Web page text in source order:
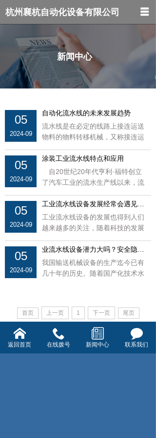
杭州襄杭自动化设备有限公司
关于我们
产品中心
联系我们
新闻中心
05
2024-09
自动化流水线的未来发展趋势
流水线是在必定的线路上接连运送
物料的物料转移机械，又称接连运
垂直运送，
05
2024-09
涂装工业流水线特点和应用
自20世纪20年代亨利·福特创立
了汽车工业的流水生产线以来，流
生产具有专
05
2024-09
工业流水线设备发展经常会遇见什么问
工业流水线设备的发展也得到人们
越来越多的关注，随着科技的发展
增加。工业
05
2024-09
业流水线设备潜力大吗？安全隐患怎
我国输送机械设备的生产迄今已有
几十年的历史。随着国产化技术水
首页 上一页 1 下一页 尾页
返回首页 在线拨号 新闻中心 联系我们